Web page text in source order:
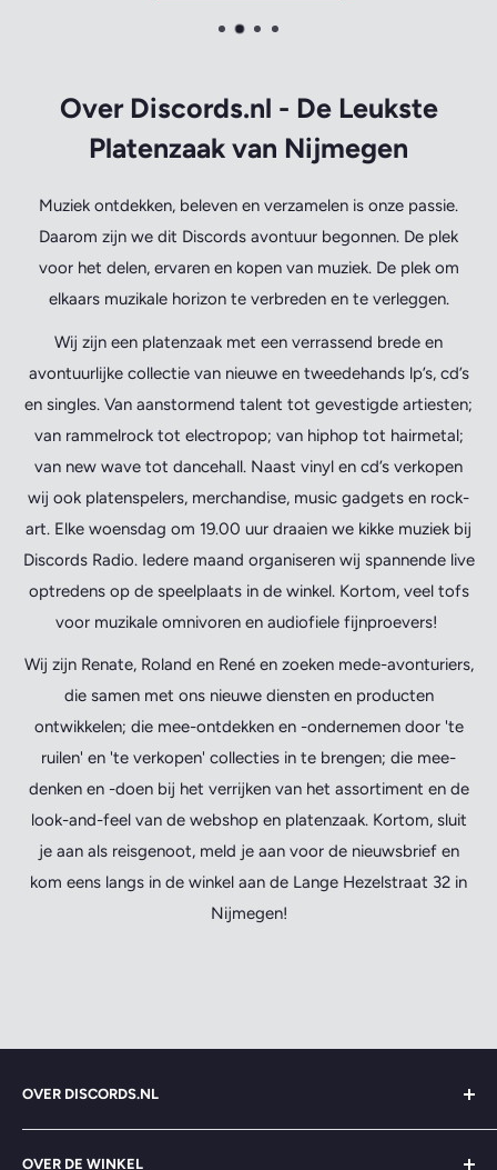
Over Discords.nl - De Leukste
Platenzaak van Nijmegen
Muziek ontdekken, beleven en verzamelen is onze passie.
Daarom zijn we dit Discords avontuur begonnen. De plek
voor het delen, ervaren en kopen van muziek. De plek om
elkaars muzikale horizon te verbreden en te verleggen.
Wij zijn een platenzaak met een verrassend brede en
avontuurlijke collectie van nieuwe en tweedehands lp’s, cd’s
en singles. Van aanstormend talent tot gevestigde artiesten;
van rammelrock tot electropop; van hiphop tot hairmetal;
van new wave tot dancehall. Naast vinyl en cd’s verkopen
wij ook platenspelers, merchandise, music gadgets en rock-
art. Elke woensdag om 19.00 uur draaien we kikke muziek bij
Discords Radio. Iedere maand organiseren wij spannende live
optredens op de speelplaats in de winkel. Kortom, veel tofs
voor muzikale omnivoren en audiofiele fijnproevers!
Wij zijn Renate, Roland en René en zoeken mede-avonturiers,
die samen met ons nieuwe diensten en producten
ontwikkelen; die mee-ontdekken en -ondernemen door 'te
ruilen' en 'te verkopen' collecties in te brengen; die mee-
denken en -doen bij het verrijken van het assortiment en de
look-and-feel van de webshop en platenzaak. Kortom, sluit
je aan als reisgenoot, meld je aan voor de nieuwsbrief en
kom eens langs in de winkel aan de Lange Hezelstraat 32 in
Nijmegen!
OVER DISCORDS.NL
OVER DE WINKEL